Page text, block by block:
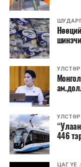
2026 оны
2026 оны
цаг агаарын
Наймдугаар
аймгуудын
аймгуудын
аймгуудын
аймгуудын
нутгийн
хэсэг,
төв, зүүн,
бороо, дуу
ихэнх
446
ЦАГ ҮЕ